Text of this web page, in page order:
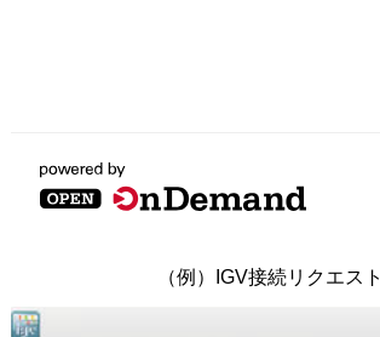
（例）IGV接続リクエスト